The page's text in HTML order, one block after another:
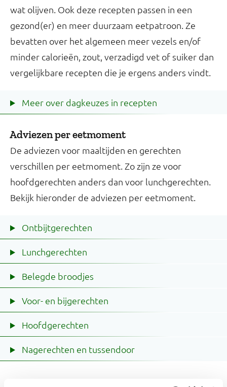
wat olijven. Ook deze recepten passen in een
gezond(er) en meer duurzaam eetpatroon. Ze
bevatten over het algemeen meer vezels en/of
minder calorieën, zout, verzadigd vet of suiker dan
vergelijkbare recepten die je ergens anders vindt.
Meer over dagkeuzes in recepten
Adviezen per eetmoment
De adviezen voor maaltijden en gerechten
verschillen per eetmoment. Zo zijn ze voor
hoofdgerechten anders dan voor lunchgerechten.
Bekijk hieronder de adviezen per eetmoment.
Ontbijtgerechten
Lunchgerechten
Belegde broodjes
Voor- en bijgerechten
Hoofdgerechten
Nagerechten en tussendoor